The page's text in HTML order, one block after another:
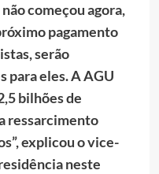
começou agora,
pagamento
serão
para eles. A AGU
bilhões de
ressarcimento
explicou o vice-
neste